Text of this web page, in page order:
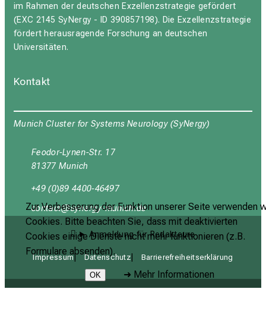
Zur Verbesserung der Funktion unserer Seite verwenden
Cookies. Bitte beachten Sie, dass mit deaktivierten
Cookies einige Dienste nicht mehr funktionieren (z.B.
Formulare absenden).
OK ➜ Mehr Informationen
im Rahmen der deutschen Exzellenzstrategie gefördert
(EXC 2145 SyNergy - ID 390857198). Die Exzellenzstrategie
fördert herausragende Forschung an deutschen
Universitäten.
Kontakt
Munich Cluster for Systems Neurology (SyNergy)
Feodor-Lynen-Str. 17
81377 Munich
+49 (0)89 4400-46497
yüubgy;b
cјuipxј;_DvfulyzW-mi
Anmeldung für Redakteure
Impressum Datenschutz Barrierefreiheitserklärung